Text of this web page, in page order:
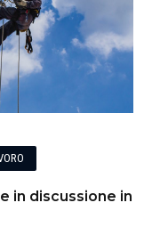
in discussione in